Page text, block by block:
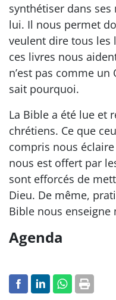
synthétiser dans ses
lui. Il nous permet
veulent dire tous les
ces livres nous
n’est pas comme
sait pourquoi.
La Bible a été lue et
chrétiens. Ce que
compris nous
nous est offert par
sont efforcés de
Dieu. De même,
Bible nous enseigne
Agenda